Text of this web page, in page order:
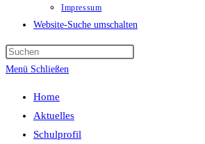
Impressum
Website-Suche umschalten
Menü Schließen
Home
Aktuelles
Schulprofil